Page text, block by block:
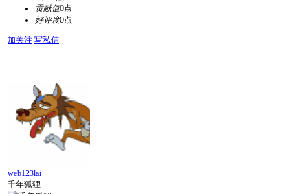
贡献值0点
好评度0点
加关注 写私信
web123lai
千年狐狸